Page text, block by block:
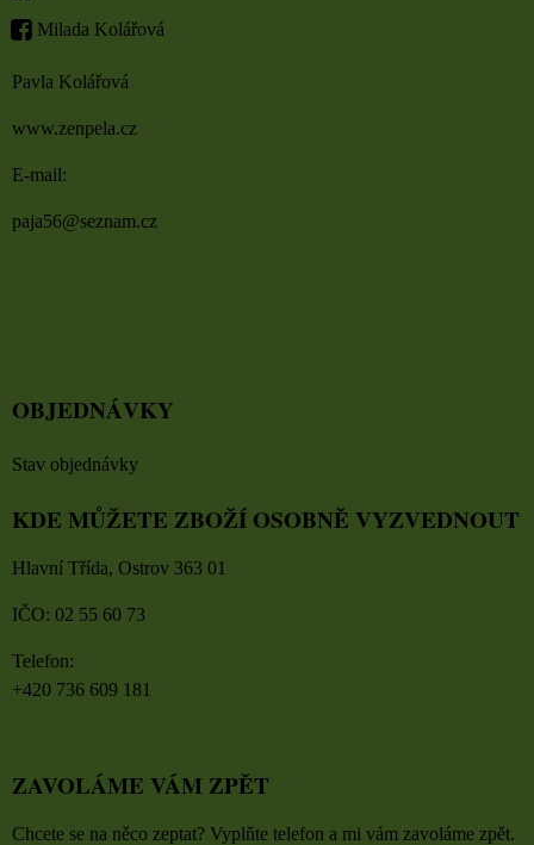
Milada Kolářová
Pavla Kolářová
www.zenpela.cz
E-mail:
paja56@seznam.cz
OBJEDNÁVKY
Stav objednávky
KDE MŮŽETE ZBOŽÍ OSOBNĚ VYZVEDNOUT
Hlavní Třída, Ostrov 363 01
IČO: 02 55 60 73
Telefon:
+420 736 609 181
ZAVOLÁME VÁM ZPĚT
Chcete se na něco zeptat? Vyplňte telefon a mi vám zavoláme zpět.